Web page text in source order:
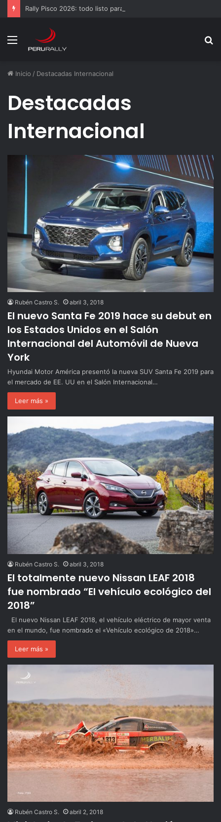
Rally Pisco 2026: todo listo para la gran final del RallyACP
Menú
Inicio / Destacadas Internacional
Destacadas
Internacional
Rubén Castro S. abril 3, 2018
El nuevo Santa Fe 2019 hace su debut en
los Estados Unidos en el Salón
Internacional del Automóvil de Nueva
York
Hyundai Motor América presentó la nueva SUV Santa Fe 2019 para
el mercado de EE. UU en el Salón Internacional…
Leer más »
Rubén Castro S. abril 3, 2018
El totalmente nuevo Nissan LEAF 2018
fue nombrado “El vehículo ecológico del
2018”
El nuevo Nissan LEAF 2018, el vehículo eléctrico de mayor venta
en el mundo, fue nombrado el «Vehículo ecológico de 2018»…
Leer más »
Rubén Castro S. abril 2, 2018